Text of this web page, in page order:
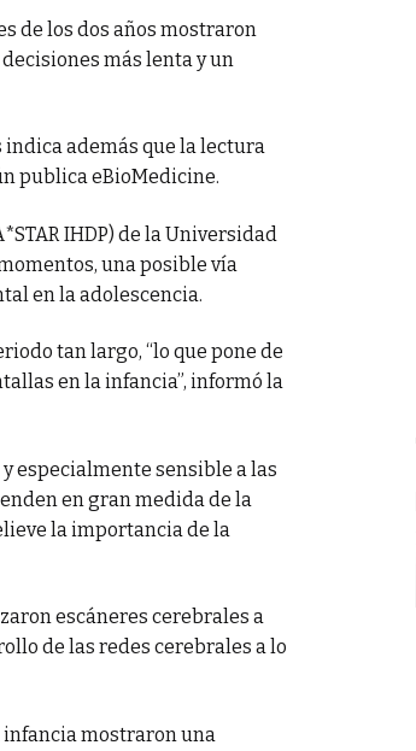
de los dos años mostraron
más lenta y un
además que la lectura
publica eBioMedicine.
IHDP) de la Universidad
una posible vía
en la adolescencia.
tan largo, “lo que pone de
en la infancia”, informó la
especialmente sensible a las
en gran medida de la
la importancia de la
escáneres cerebrales a
de las redes cerebrales a lo
infancia mostraron una